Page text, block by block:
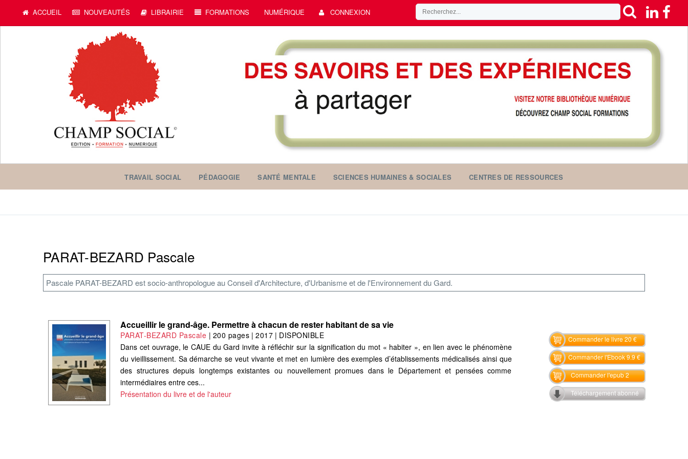
ACCUEIL NOUVEAUTÉS LIBRAIRIE FORMATIONS NUMÉRIQUE CONNEXION
TRAVAIL SOCIAL PÉDAGOGIE SANTÉ MENTALE SCIENCES HUMAINES & SOCIALES CENTRES DE RESSOURCES
PARAT-BEZARD Pascale
Pascale PARAT-BEZARD est socio-anthropologue au Conseil d'Architecture, d'Urbanisme et de l'Environnement du Gard.
Accueillir le grand-âge. Permettre à chacun de rester habitant de sa vie
PARAT-BEZARD Pascale | 200 pages |2017 | DISPONIBLE
Dans cet ouvrage, le CAUE du Gard invite à réfléchir sur la signification du mot « habiter », en lien avec le phénomène
du vieillissement. Sa démarche se veut vivante et met en lumière des exemples d’établissements médicalisés ainsi que
des structures depuis longtemps existantes ou nouvellement promues dans le Département et pensées comme
intermédiaires entre ces...
Présentation du livre et de l'auteur
Commander le livre 20 €
Commander l'Ebook 9.9 €
Commander l'epub 2
Téléchargement abonné